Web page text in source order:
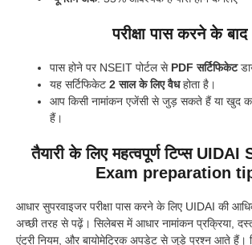
परीक्षा पास करने के बाद
पास होने पर NSEIT पोर्टल से PDF सर्टिफिकेट
यह सर्टिफिकेट 2 साल के लिए वैधहोता है।
आप किसी नामांकन एजेंसी से जुड़ सकते हैं या खुद
हैं।
तैयारी के लिए महत्वपूर्ण टिप्स
Exam preparation
आधार सुपरवाइजर परीक्षा पास करने के लिए UIDAI की
अच्छी तरह से पढ़ें। सिलेबस में आधार नामांकन प्रक्रिया,
एंट्री नियम, और बायोमेट्रिक अपडेट से जुड़े प्रश्न आते हैं।